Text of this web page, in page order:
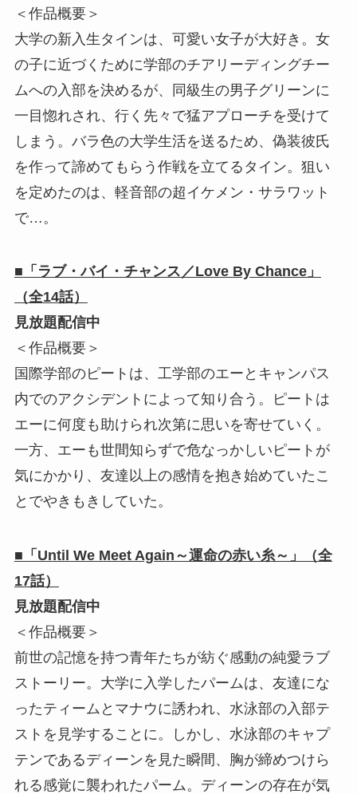
＜作品概要＞
大学の新入生タインは、可愛い女子が大好き。女
の子に近づくために学部のチアリーディングチー
ムへの入部を決めるが、同級生の男子グリーンに
一目惚れされ、行く先々で猛アプローチを受けて
しまう。バラ色の大学生活を送るため、偽装彼氏
を作って諦めてもらう作戦を立てるタイン。狙い
を定めたのは、軽音部の超イケメン・サラワット
で…。
■「ラブ・バイ・チャンス／Love By Chance」
（全14話）
見放題配信中
＜作品概要＞
国際学部のピートは、工学部のエーとキャンパス
内でのアクシデントによって知り合う。ピートは
エーに何度も助けられ次第に思いを寄せていく。
一方、エーも世間知らずで危なっかしいピートが
気にかかり、友達以上の感情を抱き始めていたこ
とでやきもきしていた。
■「Until We Meet Again～運命の赤い糸～」（全
17話）
見放題配信中
＜作品概要＞
前世の記憶を持つ青年たちが紡ぐ感動の純愛ラブ
ストーリー。大学に入学したパームは、友達にな
ったティームとマナウに誘われ、水泳部の入部テ
ストを見学することに。しかし、水泳部のキャプ
テンであるディーンを見た瞬間、胸が締めつけら
れる感覚に襲われたパーム。ディーンの存在が気